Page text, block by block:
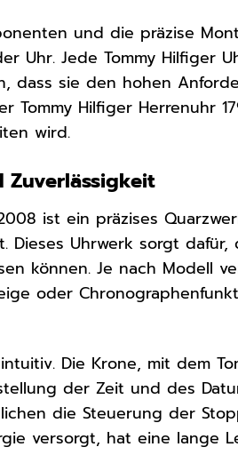
und die präzise
Uhr. Jede Tommy Hilfiger
dass sie den hohen
Tommy Hilfiger Herrenuhr
wird.
Zuverlässigkeit
ist ein präzises
Dieses Uhrwerk sorgt
können. Je nach Modell
oder
Die Krone, mit dem
der Zeit und des
die Steuerung der
versorgt, hat eine lange